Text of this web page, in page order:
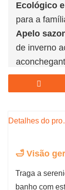
Ecológico
para a
Apelo
de inverno
Qualidade
com ilhós à
Ideal para
Pronto
uma
Se estiver
🛁 Visão
Traga a
banho com